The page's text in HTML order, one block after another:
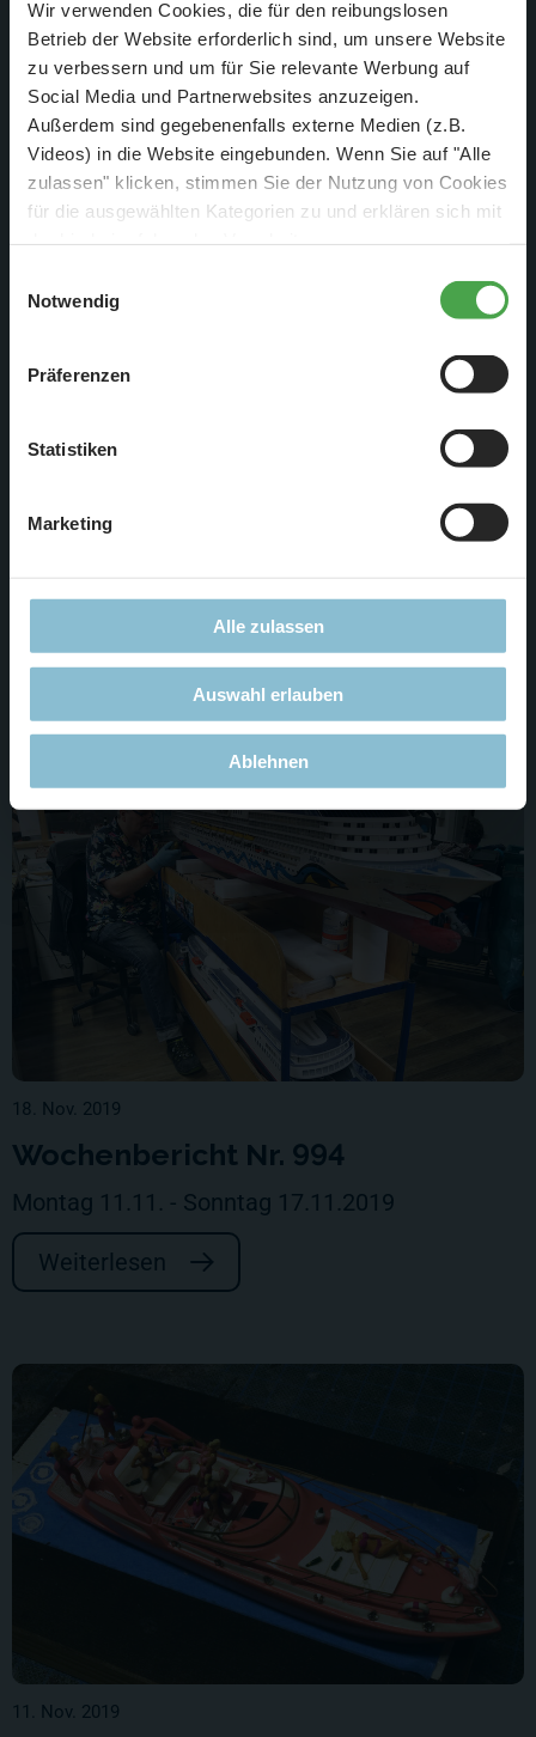
Wir verwenden Cookies, die für den reibungslosen
Betrieb der Website erforderlich sind, um unsere Website
zu verbessern und um für Sie relevante Werbung auf
Social Media und Partnerwebsites anzuzeigen.
Außerdem sind gegebenenfalls externe Medien (z.B.
Videos) in die Website eingebunden. Wenn Sie auf "Alle
zulassen" klicken, stimmen Sie der Nutzung von Cookies
für die ausgewählten Kategorien zu und erklären sich mit
diese Einstellungen jederzeit über die Schaltfläche
zustimmen, beschränken wir uns auf die technisch
notwendigen Cookies. Weitere Informationen finden Sie in
Notwendig
Präferenzen
Statistiken
Marketing
Alle zulassen
Auswahl erlauben
Ablehnen
Weiterlesen
Montag 18.11- Sonntag 24.11.2019
Weiterlesen
18. Nov. 2019
Wochenbericht Nr. 994
Montag 11.11. - Sonntag 17.11.2019
Weiterlesen
11. Nov. 2019